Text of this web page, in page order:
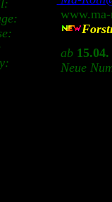
ab 15.04.
Neue